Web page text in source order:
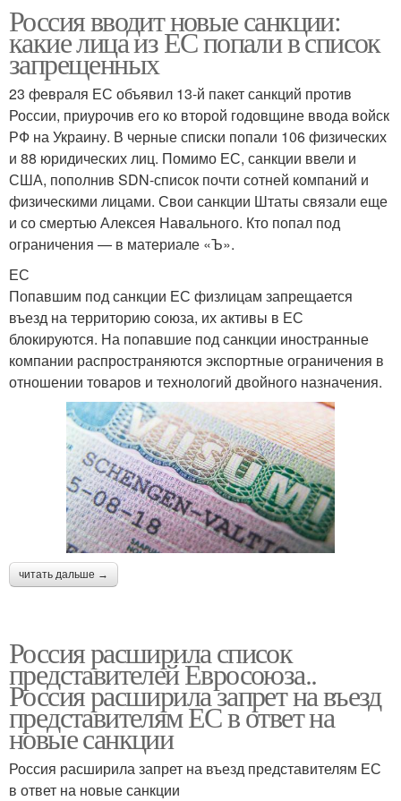
Россия вводит новые санкции:
какие лица из ЕС попали в список
запрещенных
23 февраля ЕС объявил 13-й пакет санкций против
России, приурочив его ко второй годовщине ввода войск
РФ на Украину. В черные списки попали 106 физических
и 88 юридических лиц. Помимо ЕС, санкции ввели и
США, пополнив SDN-список почти сотней компаний и
физическими лицами. Свои санкции Штаты связали еще
и со смертью Алексея Навального. Кто попал под
ограничения — в материале «Ъ».
ЕС
Попавшим под санкции ЕС физлицам запрещается
въезд на территорию союза, их активы в ЕС
блокируются. На попавшие под санкции иностранные
компании распространяются экспортные ограничения в
отношении товаров и технологий двойного назначения.
читать дальше →
Россия расширила список
представителей Евросоюза..
Россия расширила запрет на въезд
представителям ЕС в ответ на
новые санкции
Россия расширила запрет на въезд представителям ЕС
в ответ на новые санкции